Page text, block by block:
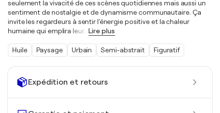
Expédition et retours
seulement la vivacité de ces scènes quotidiennes mais aussi un
sentiment de nostalgie et de dynamisme communautaire. Ça
invite les regardeurs à sentir l'énergie positive et la chaleur
humaine qui emplira leur… Lire plus
Huile Paysage Urbain Semi-abstrait Figuratif